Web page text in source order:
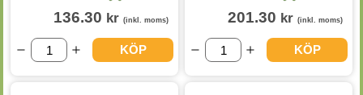
136.30 kr (inkl. moms)
KÖP
201.30 kr (inkl. moms)
KÖP